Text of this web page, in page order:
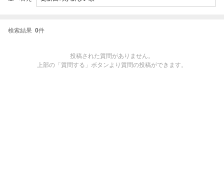
検索結果 0件
投稿された質問がありません。
上部の「質問する」ボタンより質問の投稿ができます。